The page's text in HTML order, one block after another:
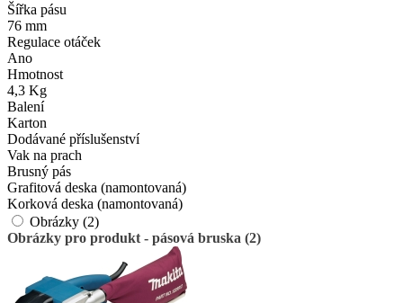
Šířka pásu
76 mm
Regulace otáček
Ano
Hmotnost
4,3 Kg
Balení
Karton
Dodávané příslušenství
Vak na prach
Brusný pás
Grafitová deska (namontovaná)
Korková deska (namontovaná)
Obrázky (2)
Obrázky pro produkt - pásová bruska (2)